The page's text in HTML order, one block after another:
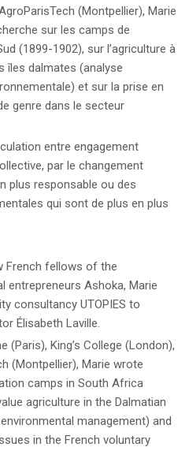
(Montpellier), Marie
sur les camps de
(1899-1902), sur l’agriculture à
îles dalmates (analyse
et sur la prise en
genre dans le secteur
entre engagement
par le changement
plus responsable ou des
qui sont de plus en plus
French fellows of the
Ashoka, Marie
consultancy UTOPIES to
Élisabeth Laville.
(Paris), King’s College (London),
(Montpellier), Marie wrote
camps in South Africa
agriculture in the Dalmatian
management) and
in the French voluntary